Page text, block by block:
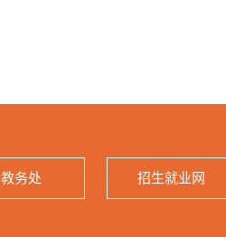
教务处 招生就业网